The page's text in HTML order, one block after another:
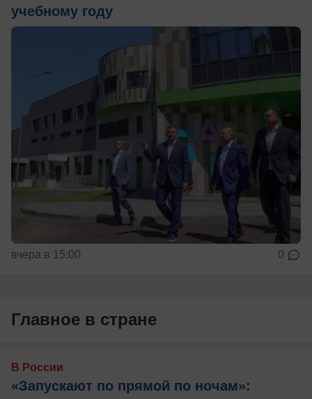
учебному году
вчера в 15:00 0
Главное в стране
В России
«Запускают по прямой по ночам»: